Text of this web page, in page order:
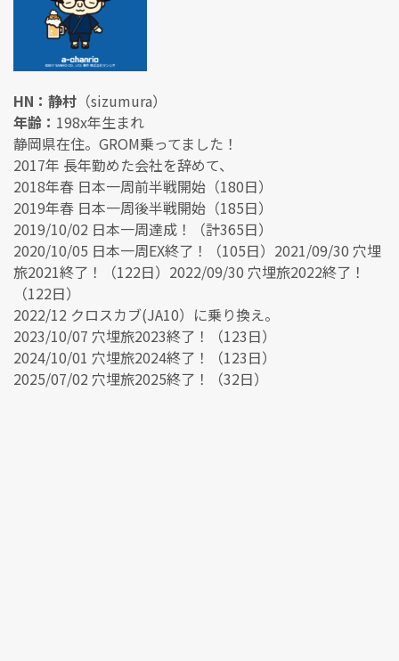
HN：静村 （sizumura）
年齢： 198x年生まれ
静岡県在住。GROM乗ってました！
2017年 長年勤めた会社を辞めて、
2018年春 日本一周前半戦開始（180日）
2019年春 日本一周後半戦開始（185日）
2019/10/02 日本一周達成！（計365日）
2020/10/05 日本一周EX終了！（105日）2021/09/30 穴埋
旅2021終了！（122日）2022/09/30 穴埋旅2022終了！
（122日）
2022/12 クロスカブ(JA10）に乗り換え。
2023/10/07 穴埋旅2023終了！（123日）
2024/10/01 穴埋旅2024終了！（123日）
2025/07/02 穴埋旅2025終了！（32日）